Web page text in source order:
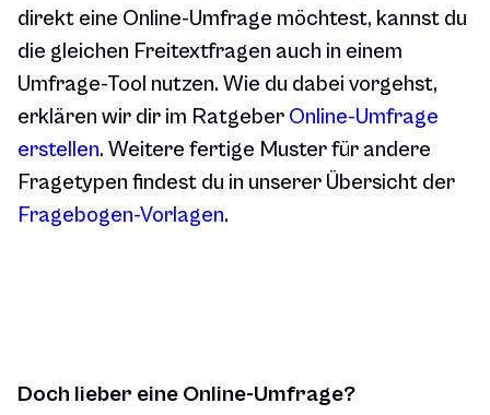
direkt eine Online-Umfrage möchtest, kannst du
die gleichen Freitextfragen auch in einem
Umfrage-Tool nutzen. Wie du dabei vorgehst,
erklären wir dir im Ratgeber Online-Umfrage
erstellen. Weitere fertige Muster für andere
Fragetypen findest du in unserer Übersicht der
Fragebogen-Vorlagen.
Doch lieber eine Online-Umfrage?